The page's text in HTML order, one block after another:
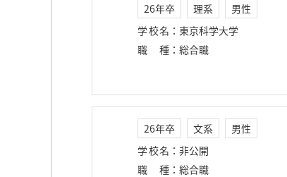
26年卒 理系
男性
学校名 ： 東京科学大学
職種 ： 総合職
26年卒 文系
男性
学校名 ： 非公開
職種 ： 総合職